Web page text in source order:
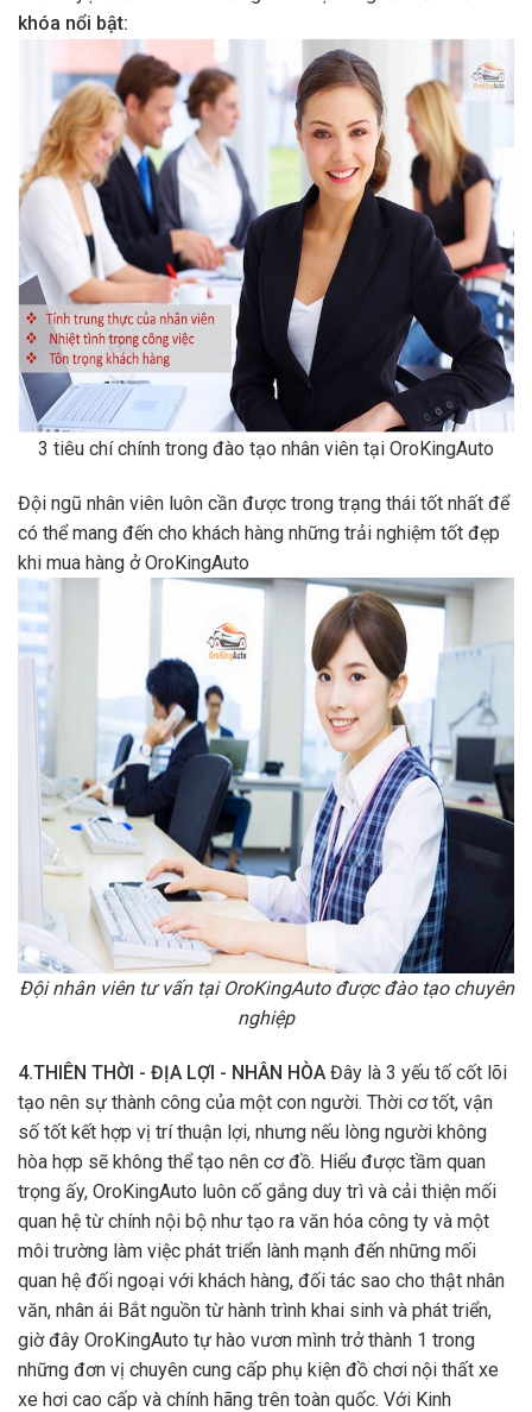
khóa nổi bật:
3 tiêu chí chính trong đào tạo nhân viên tại OroKingAuto
Đội ngũ nhân viên luôn cần được trong trạng thái tốt nhất để
có thể mang đến cho khách hàng những trải nghiệm tốt đẹp
khi mua hàng ở OroKingAuto
Đội nhân viên tư vấn tại OroKingAuto được đào tạo chuyên
nghiệp
4.THIÊN THỜI - ĐỊA LỢI - NHÂN HÒA Đây là 3 yếu tố cốt lõi
tạo nên sự thành công của một con người. Thời cơ tốt, vận
số tốt kết hợp vị trí thuận lợi, nhưng nếu lòng người không
hòa hợp sẽ không thể tạo nên cơ đồ. Hiểu được tầm quan
trọng ấy, OroKingAuto luôn cố gắng duy trì và cải thiện mối
quan hệ từ chính nội bộ như tạo ra văn hóa công ty và một
môi trường làm việc phát triển lành mạnh đến những mối
quan hệ đối ngoại với khách hàng, đối tác sao cho thật nhân
văn, nhân ái Bắt nguồn từ hành trình khai sinh và phát triển,
giờ đây OroKingAuto tự hào vươn mình trở thành 1 trong
những đơn vị chuyên cung cấp phụ kiện đồ chơi nội thất xe
xe hơi cao cấp và chính hãng trên toàn quốc. Với Kinh